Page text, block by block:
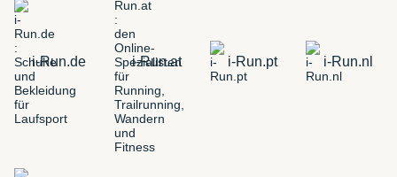
i-Run.de i-Run.at i-Run.pt i-Run.nl